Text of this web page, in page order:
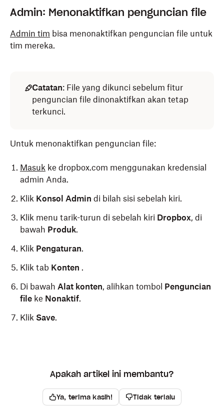
Admin: Menonaktifkan penguncian file
Admin tim bisa menonaktifkan penguncian file untuk
tim mereka.
Catatan: File yang dikunci sebelum fitur
penguncian file dinonaktifkan akan tetap
terkunci.
Untuk menonaktifkan penguncian file:
Masuk ke dropbox.com menggunakan kredensial
admin Anda.
Klik Konsol Admin di bilah sisi sebelah kiri.
Klik menu tarik-turun di sebelah kiri Dropbox, di
bawah Produk.
Klik Pengaturan.
Klik tab Konten .
Di bawah Alat konten, alihkan tombol Penguncian
file ke Nonaktif.
Klik Save.
Apakah artikel ini membantu?
Ya, terima kasih! Tidak terlalu